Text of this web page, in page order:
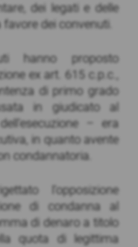
dei legati e delle
dei convenuti.
hanno proposto
ex art. 615 c.p.c.,
di primo grado
in giudicato al
– era
in quanto avente
condannatoria.
l’opposizione
di condanna al
di denaro a titolo
quota di legittima